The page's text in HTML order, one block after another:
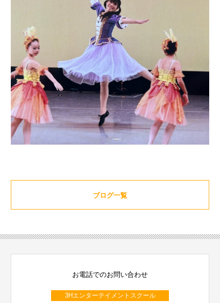
ブログ一覧
お電話でのお問い合わせ
3Hエンターテイメントスクール